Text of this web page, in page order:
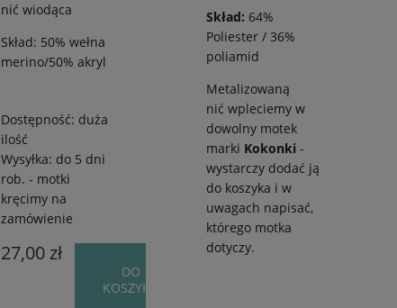
nić wiodąca
Skład: 50% wełna
merino/50% akryl
Dostępność: duża
ilość
Wysyłka: do 5 dni
rob. - motki
kręcimy na
zamówienie
27,00 zł
DO
KOSZYKA
Skład: 64%
Poliester / 36%
poliamid
Metalizowaną
nić wpleciemy w
dowolny motek
marki Kokonki -
wystarczy dodać ją
do koszyka i w
uwagach napisać,
którego motka
dotyczy.